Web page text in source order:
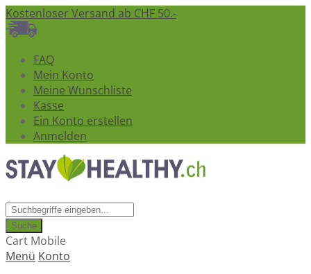
Kostenloser Versand ab CHF 50.-
FAQ
Mein Konto
Meine Wunschliste
Kasse
Ein Konto erstellen
Anmelden
Suche
Cart Mobile
Menü Konto